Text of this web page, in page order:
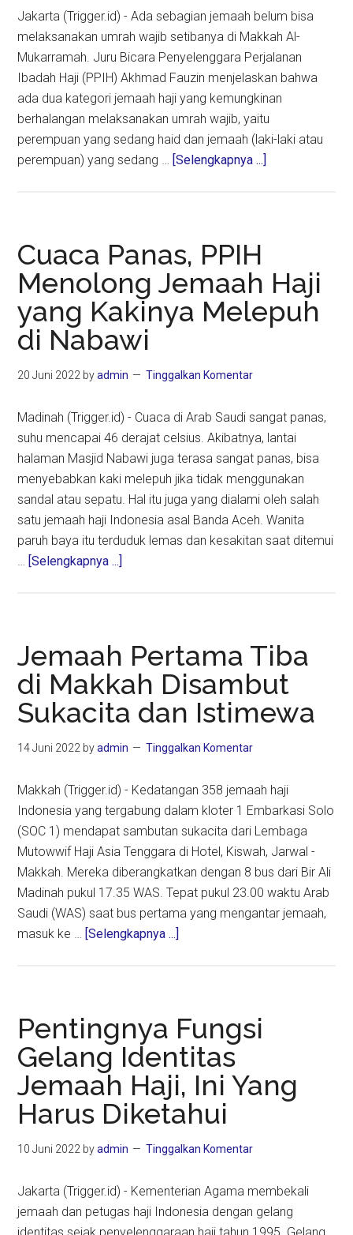
Jakarta (Trigger.id) - Ada sebagian jemaah belum bisa
melaksanakan umrah wajib setibanya di Makkah Al-
Mukarramah. Juru Bicara Penyelenggara Perjalanan
Ibadah Haji (PPIH) Akhmad Fauzin menjelaskan bahwa
ada dua kategori jemaah haji yang kemungkinan
berhalangan melaksanakan umrah wajib, yaitu
perempuan yang sedang haid dan jemaah (laki-laki atau
perempuan) yang sedang … [Selengkapnya ...]
Haid
atau
Sakit?
Cuaca Panas, PPIH
Menolong Jemaah Haji
yang Kakinya Melepuh
di Nabawi
20 Juni 2022 byadmin Tinggalkan Komentar
Madinah (Trigger.id) - Cuaca di Arab Saudi sangat panas,
suhu mencapai 46 derajat celsius. Akibatnya, lantai
halaman Masjid Nabawi juga terasa sangat panas, bisa
menyebabkan kaki melepuh jika tidak menggunakan
sandal atau sepatu. Hal itu juga yang dialami oleh salah
satu jemaah haji Indonesia asal Banda Aceh. Wanita
paruh baya itu terduduk lemas dan kesakitan saat ditemui
… [Selengkapnya ...]
Menolong
Jemaah
Haji
yang
Kakinya
Melepuh
Nabawi
Jemaah Pertama Tiba
di Makkah Disambut
Sukacita dan Istimewa
14 Juni 2022 byadmin Tinggalkan Komentar
Makkah (Trigger.id) - Kedatangan 358 jemaah haji
Indonesia yang tergabung dalam kloter 1 Embarkasi Solo
(SOC 1) mendapat sambutan sukacita dari Lembaga
Mutowwif Haji Asia Tenggara di Hotel, Kiswah, Jarwal -
Makkah. Mereka diberangkatkan dengan 8 bus dari Bir Ali
Madinah pukul 17.35 WAS. Tepat pukul 23.00 waktu Arab
Saudi (WAS) saat bus pertama yang mengantar jemaah,
masuk ke … [Selengkapnya ...]
di
Makkah
Disambut
Sukacita
dan
Istimewa
Pentingnya Fungsi
Gelang Identitas
Jemaah Haji, Ini Yang
Harus Diketahui
10 Juni 2022 byadmin Tinggalkan Komentar
Jakarta (Trigger.id) - Kementerian Agama membekali
jemaah dan petugas haji Indonesia dengan gelang